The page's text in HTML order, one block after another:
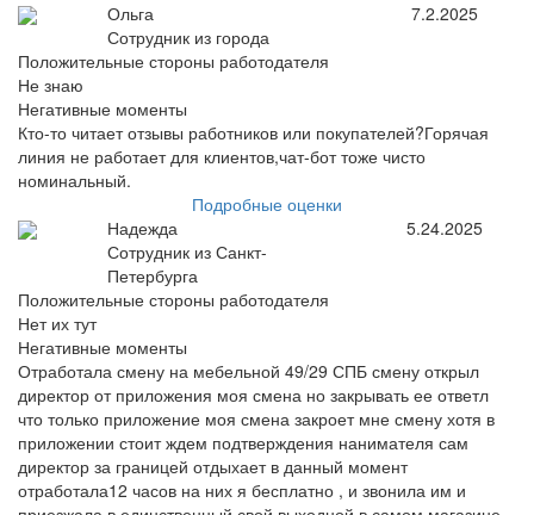
Ольга
Сотрудник из города
7.2.2025
Положительные стороны работодателя
Не знаю
Негативные моменты
Кто-то читает отзывы работников или покупателей?Горячая
линия не работает для клиентов,чат-бот тоже чисто
номинальный.
Подробные оценки
Надежда
Сотрудник из Санкт-
Петербурга
5.24.2025
Положительные стороны работодателя
Нет их тут
Негативные моменты
Отработала смену на мебельной 49/29 СПБ смену открыл
директор от приложения моя смена но закрывать ее ответл
что только приложение моя смена закроет мне смену хотя в
приложении стоит ждем подтверждения нанимателя сам
директор за границей отдыхает в данный момент
отработала12 часов на них я бесплатно , и звонила им и